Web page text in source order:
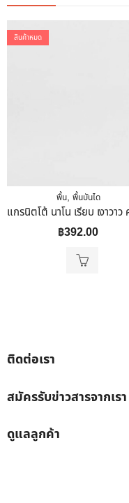
สินค้าหมด
พื้น, พื้นบันได
฿392.00
ติดต่อเรา
สมัครรับข่าวสารจากเรา
ดูแลลูกค้า